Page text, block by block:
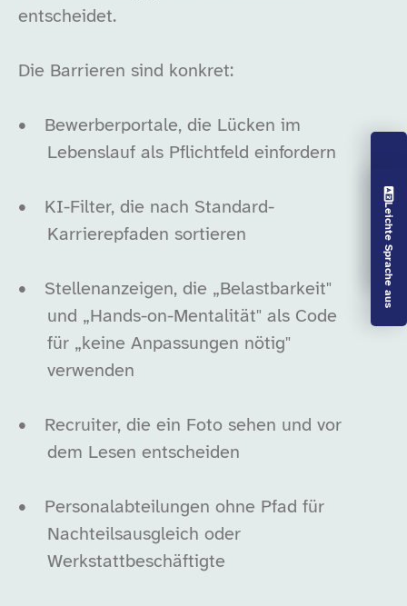
Vorlesen aus
Leichte Sprache aus
entscheidet.
Die Barrieren sind konkret:
•
Bewerberportale, die Lücken im
Lebenslauf als Pflichtfeld einfordern
•
KI-Filter, die nach Standard-
Karrierepfaden sortieren
•
Stellenanzeigen, die „Belastbarkeit"
und „Hands-on-Mentalität" als Code
für „keine Anpassungen nötig"
verwenden
•
Recruiter, die ein Foto sehen und vor
dem Lesen entscheiden
•
Personalabteilungen ohne Pfad für
Nachteilsausgleich oder
Werkstattbeschäftigte